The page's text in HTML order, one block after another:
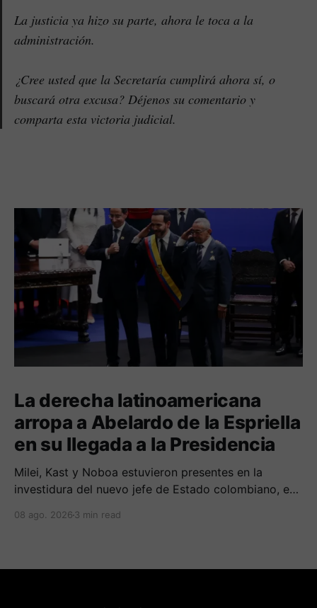
La justicia ya hizo su parte, ahora le toca a la
administración.
¿Cree usted que la Secretaría cumplirá ahora sí, o
buscará otra excusa? Déjenos su comentario y
comparta esta victoria judicial.
La derecha latinoamericana
arropa a Abelardo de la Espriella
en su llegada a la Presidencia
Milei, Kast y Noboa estuvieron presentes en la
investidura del nuevo jefe de Estado colombiano, en
mensajes de acercamiento regional.
08 ago. 2026 3 min read